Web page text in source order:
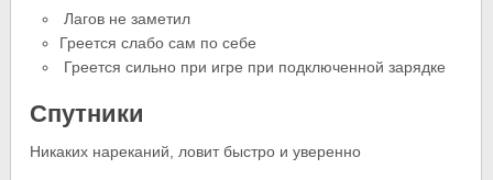
Лагов не заметил
Греется слабо сам по себе
Греется сильно при игре при подключенной зарядке
Спутники
Никаких нареканий, ловит быстро и уверенно